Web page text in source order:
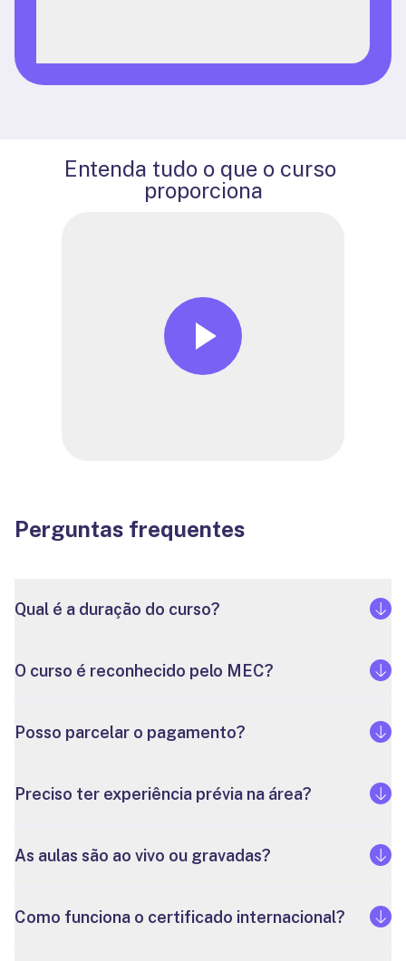
Entenda tudo o que o curso
proporciona
Perguntas frequentes
Qual é a duração do curso?
O curso é reconhecido pelo MEC?
Posso parcelar o pagamento?
Preciso ter experiência prévia na área?
As aulas são ao vivo ou gravadas?
Como funciona o certificado internacional?